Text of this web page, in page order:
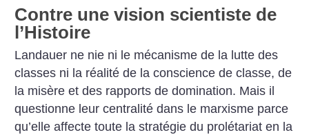
Contre une vision scientiste de
l’Histoire
Landauer ne nie ni le mécanisme de la lutte des
classes ni la réalité de la conscience de classe, de
la misère et des rapports de domination. Mais il
questionne leur centralité dans le marxisme parce
qu’elle affecte toute la stratégie du prolétariat en la